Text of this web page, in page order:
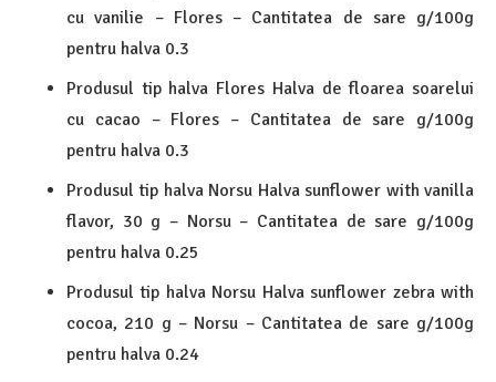
cu vanilie – Flores – Cantitatea de sare g/100g
pentru halva 0.3
Produsul tip halva Flores Halva de floarea soarelui
cu cacao – Flores – Cantitatea de sare g/100g
pentru halva 0.3
Produsul tip halva Norsu Halva sunflower with vanilla
flavor, 30 g – Norsu – Cantitatea de sare g/100g
pentru halva 0.25
Produsul tip halva Norsu Halva sunflower zebra with
cocoa, 210 g – Norsu – Cantitatea de sare g/100g
pentru halva 0.24